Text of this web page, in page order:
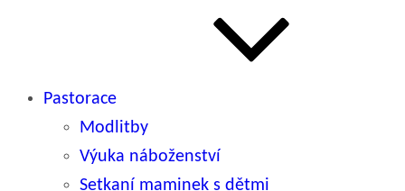
Pastorace
Modlitby
Výuka náboženství
Setkaní maminek s dětmi